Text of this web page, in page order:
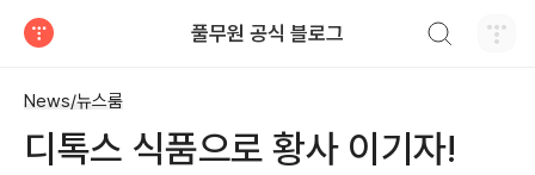
풀무원 공식 블로그
News/뉴스룸
디톡스 식품으로 황사 이기자!